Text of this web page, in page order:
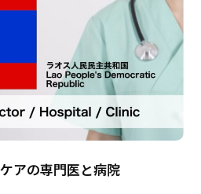
アの専門医と病院